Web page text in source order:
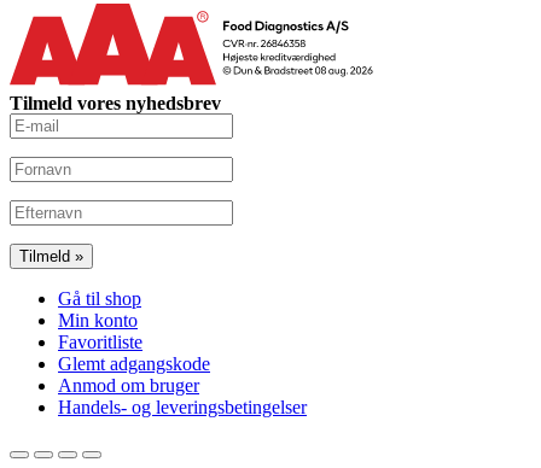
Tilmeld vores nyhedsbrev
Gå til shop
Min konto
Favoritliste
Glemt adgangskode
Anmod om bruger
Handels- og leveringsbetingelser